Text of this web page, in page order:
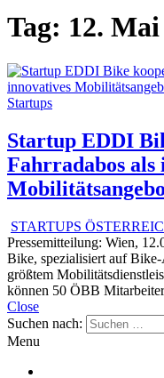
Tag: 12. Mai
Startups
Startup EDDI
Fahrradabos als
STARTUPS
Pressemitteilung: Wien,
Bike, spezialisiert auf
größtem
können 50 ÖBB
Close
Suchen nach:
Menu